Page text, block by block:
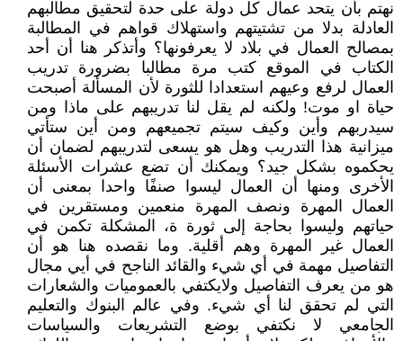
نهتم بأن يتحد عمال كل دولة على حدة لتحقيق مطالبهم
العادلة بدلا من تشتيتهم واستهلاك قواهم في المطالبة
بمصالح العمال في بلاد لا يعرفونها؟ وأتذكر هنا أن أحد
الكتاب في الموقع كتب مرة مطالبا بضرورة تدريب
العمال لرفع وعيهم استعدادا للثورة لأن المسألة أصبحت
حياة او موت! ولكنه لم يقل لنا تدريبهم على ماذا ومن
سيدربهم وأين وكيف سيتم تجميعهم ومن أين ستأتي
ميزانية هذا التدريب وهل هو يسعى لتدريبهم لضمان أن
يحكموه بشكل جيد؟ ويمكنك أن تضع عشرات الأسئلة
الأخرى ومنها أن العمال ليسوا صنفًا واحدا بمعنى أن
العمال المهرة ونصف المهرة منعمين ومستقرين في
حياتهم وليسوا بحاجة إلى ثورة ة، المشكلة تكمن في
العمال غير المهرة وهم أقلية. وما نقصده هنا هو أن
التفاصيل مهمة في أي شيء والقائد الناجح في أيي مجال
هو من يعرف التفاصيل ولايكتفي بالعموميات والشعارات
التي لم تحقق لنا أي شيء. وفي عالم البنوك والتعليم
الجامعي لا نكتفي بوضع التشريعات والسياسات